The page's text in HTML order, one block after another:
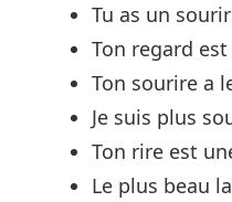
Tu as un
Ton regard
Ton sourire a
Je suis plus
Ton rire est
Le plus beau